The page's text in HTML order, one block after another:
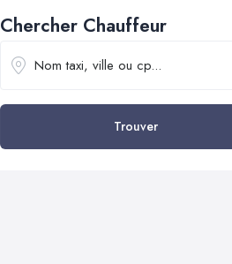
Chercher Chauffeur
Trouver